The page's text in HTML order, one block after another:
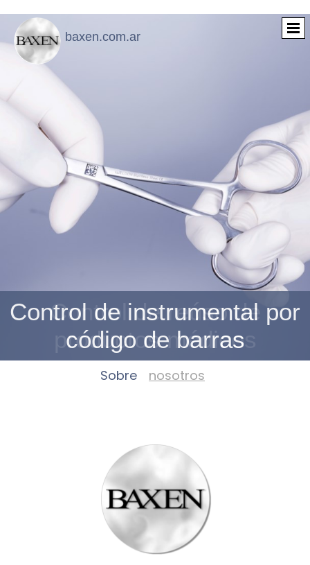
Control de instrumental por
código de barras
Control de reúso de
productos médicos
baxen.com.ar
Sobre nosotros